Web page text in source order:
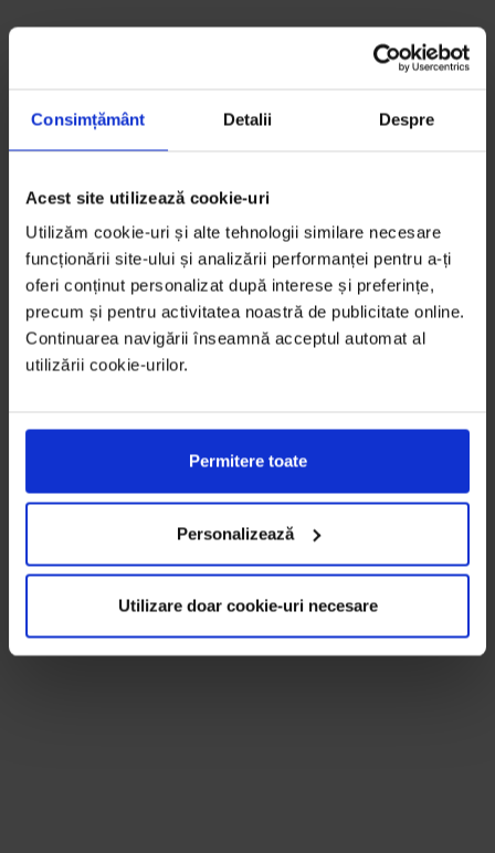
Consimțământ Detalii Despre
Acest site utilizează cookie-uri
Utilizăm cookie-uri și alte tehnologii similare necesare
funcționării site-ului și analizării performanței pentru a-ți
oferi conținut personalizat după interese și preferințe,
precum și pentru activitatea noastră de publicitate online.
Continuarea navigării înseamnă acceptul automat al
utilizării cookie-urilor.
Permitere toate
Personalizează
Utilizare doar cookie-uri necesare